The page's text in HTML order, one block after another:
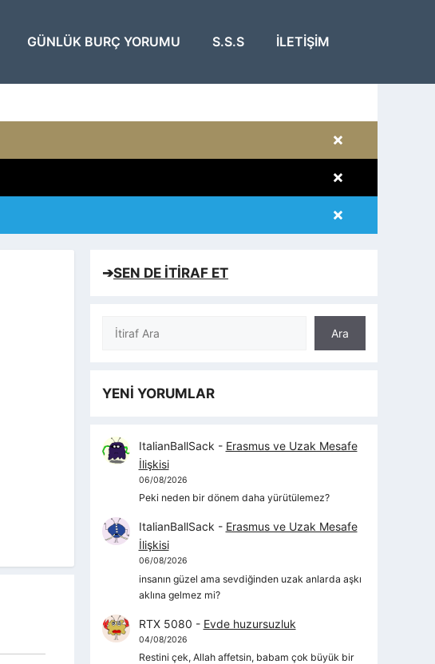
GÜNLÜK BURÇ YORUMU S.S.S İLETIŞIM
×
×
×
➔SEN DE İTİRAF ET
Ara
Ara
YENİ YORUMLAR
ItalianBallSack - Erasmus ve Uzak Mesafe
İlişkisi
06/08/2026
Peki neden bir dönem daha yürütülemez?
ItalianBallSack - Erasmus ve Uzak Mesafe
İlişkisi
06/08/2026
insanın güzel ama sevdiğinden uzak anlarda aşkı
aklına gelmez mi?
RTX 5080 - Evde huzursuzluk
04/08/2026
Restini çek, Allah affetsin, babam çok büyük bir